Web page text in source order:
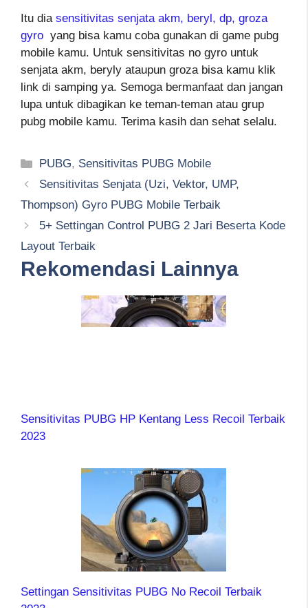
Itu dia sensitivitas senjata akm, beryl, dp, groza
gyro yang bisa kamu coba gunakan di game pubg
mobile kamu. Untuk sensitivitas no gyro untuk
senjata akm, beryly ataupun groza bisa kamu klik
link di samping ya. Semoga bermanfaat dan jangan
lupa untuk dibagikan ke teman-teman atau grup
pubg mobile kamu. Terima kasih dan sehat selalu.
Kategori
PUBG, Sensitivitas PUBG Mobile
Sensitivitas Senjata (Uzi, Vektor, UMP,
Thompson) Gyro PUBG Mobile Terbaik
5+ Settingan Control PUBG 2 Jari Beserta Kode
Layout Terbaik
Rekomendasi Lainnya
Sensitivitas PUBG HP Kentang Less Recoil Terbaik
2023
Settingan Sensitivitas PUBG No Recoil Terbaik